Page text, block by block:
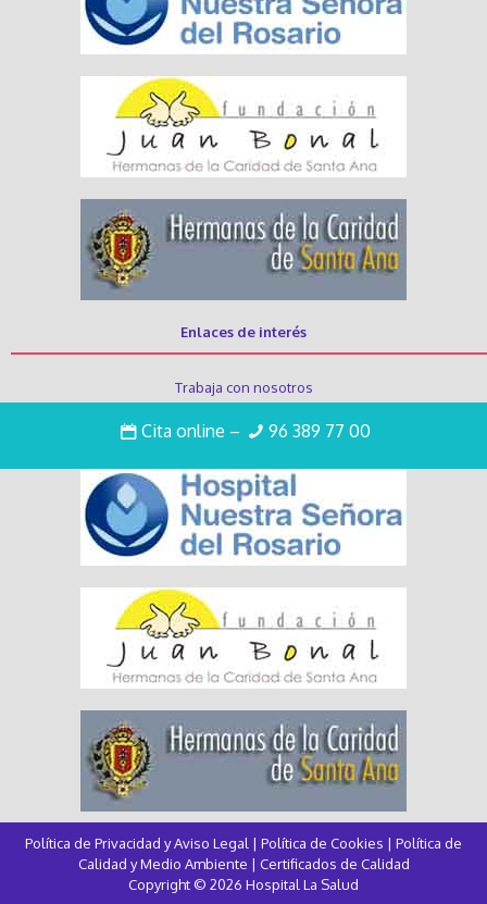
Cita online – 96 389 77 00
Enlaces de interés
Trabaja con nosotros
Política de Privacidad y Aviso Legal | Política de Cookies | Política de
Calidad y Medio Ambiente | Certificados de Calidad
Copyright © 2026 Hospital La Salud